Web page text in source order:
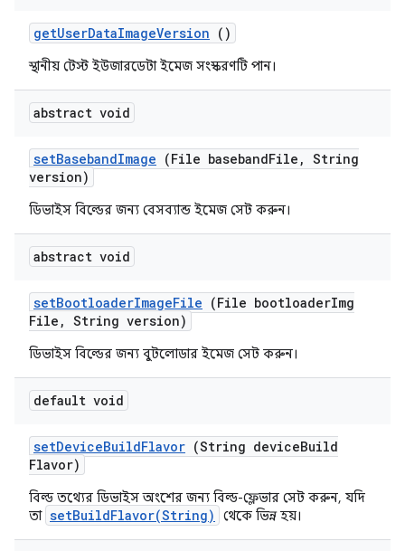
getUserDataImageVersion ()
স্থানীয় টেস্ট ইউজারডেটা ইমেজ সংস্করণটি পান।
abstract void
setBasebandImage (File basebandFile , String
version)
ডিভাইস বিল্ডের জন্য বেসব্যান্ড ইমেজ সেট করুন।
abstract void
setBootloaderImageFile (File bootloaderImg
File , String version)
ডিভাইস বিল্ডের জন্য বুটলোডার ইমেজ সেট করুন।
default void
setDeviceBuildFlavor (String deviceBuild
Flavor)
বিল্ড তথ্যের ডিভাইস অংশের জন্য বিল্ড-ফ্লেভার সেট করুন, যদি
তা setBuildFlavor(String) থেকে ভিন্ন হয়।